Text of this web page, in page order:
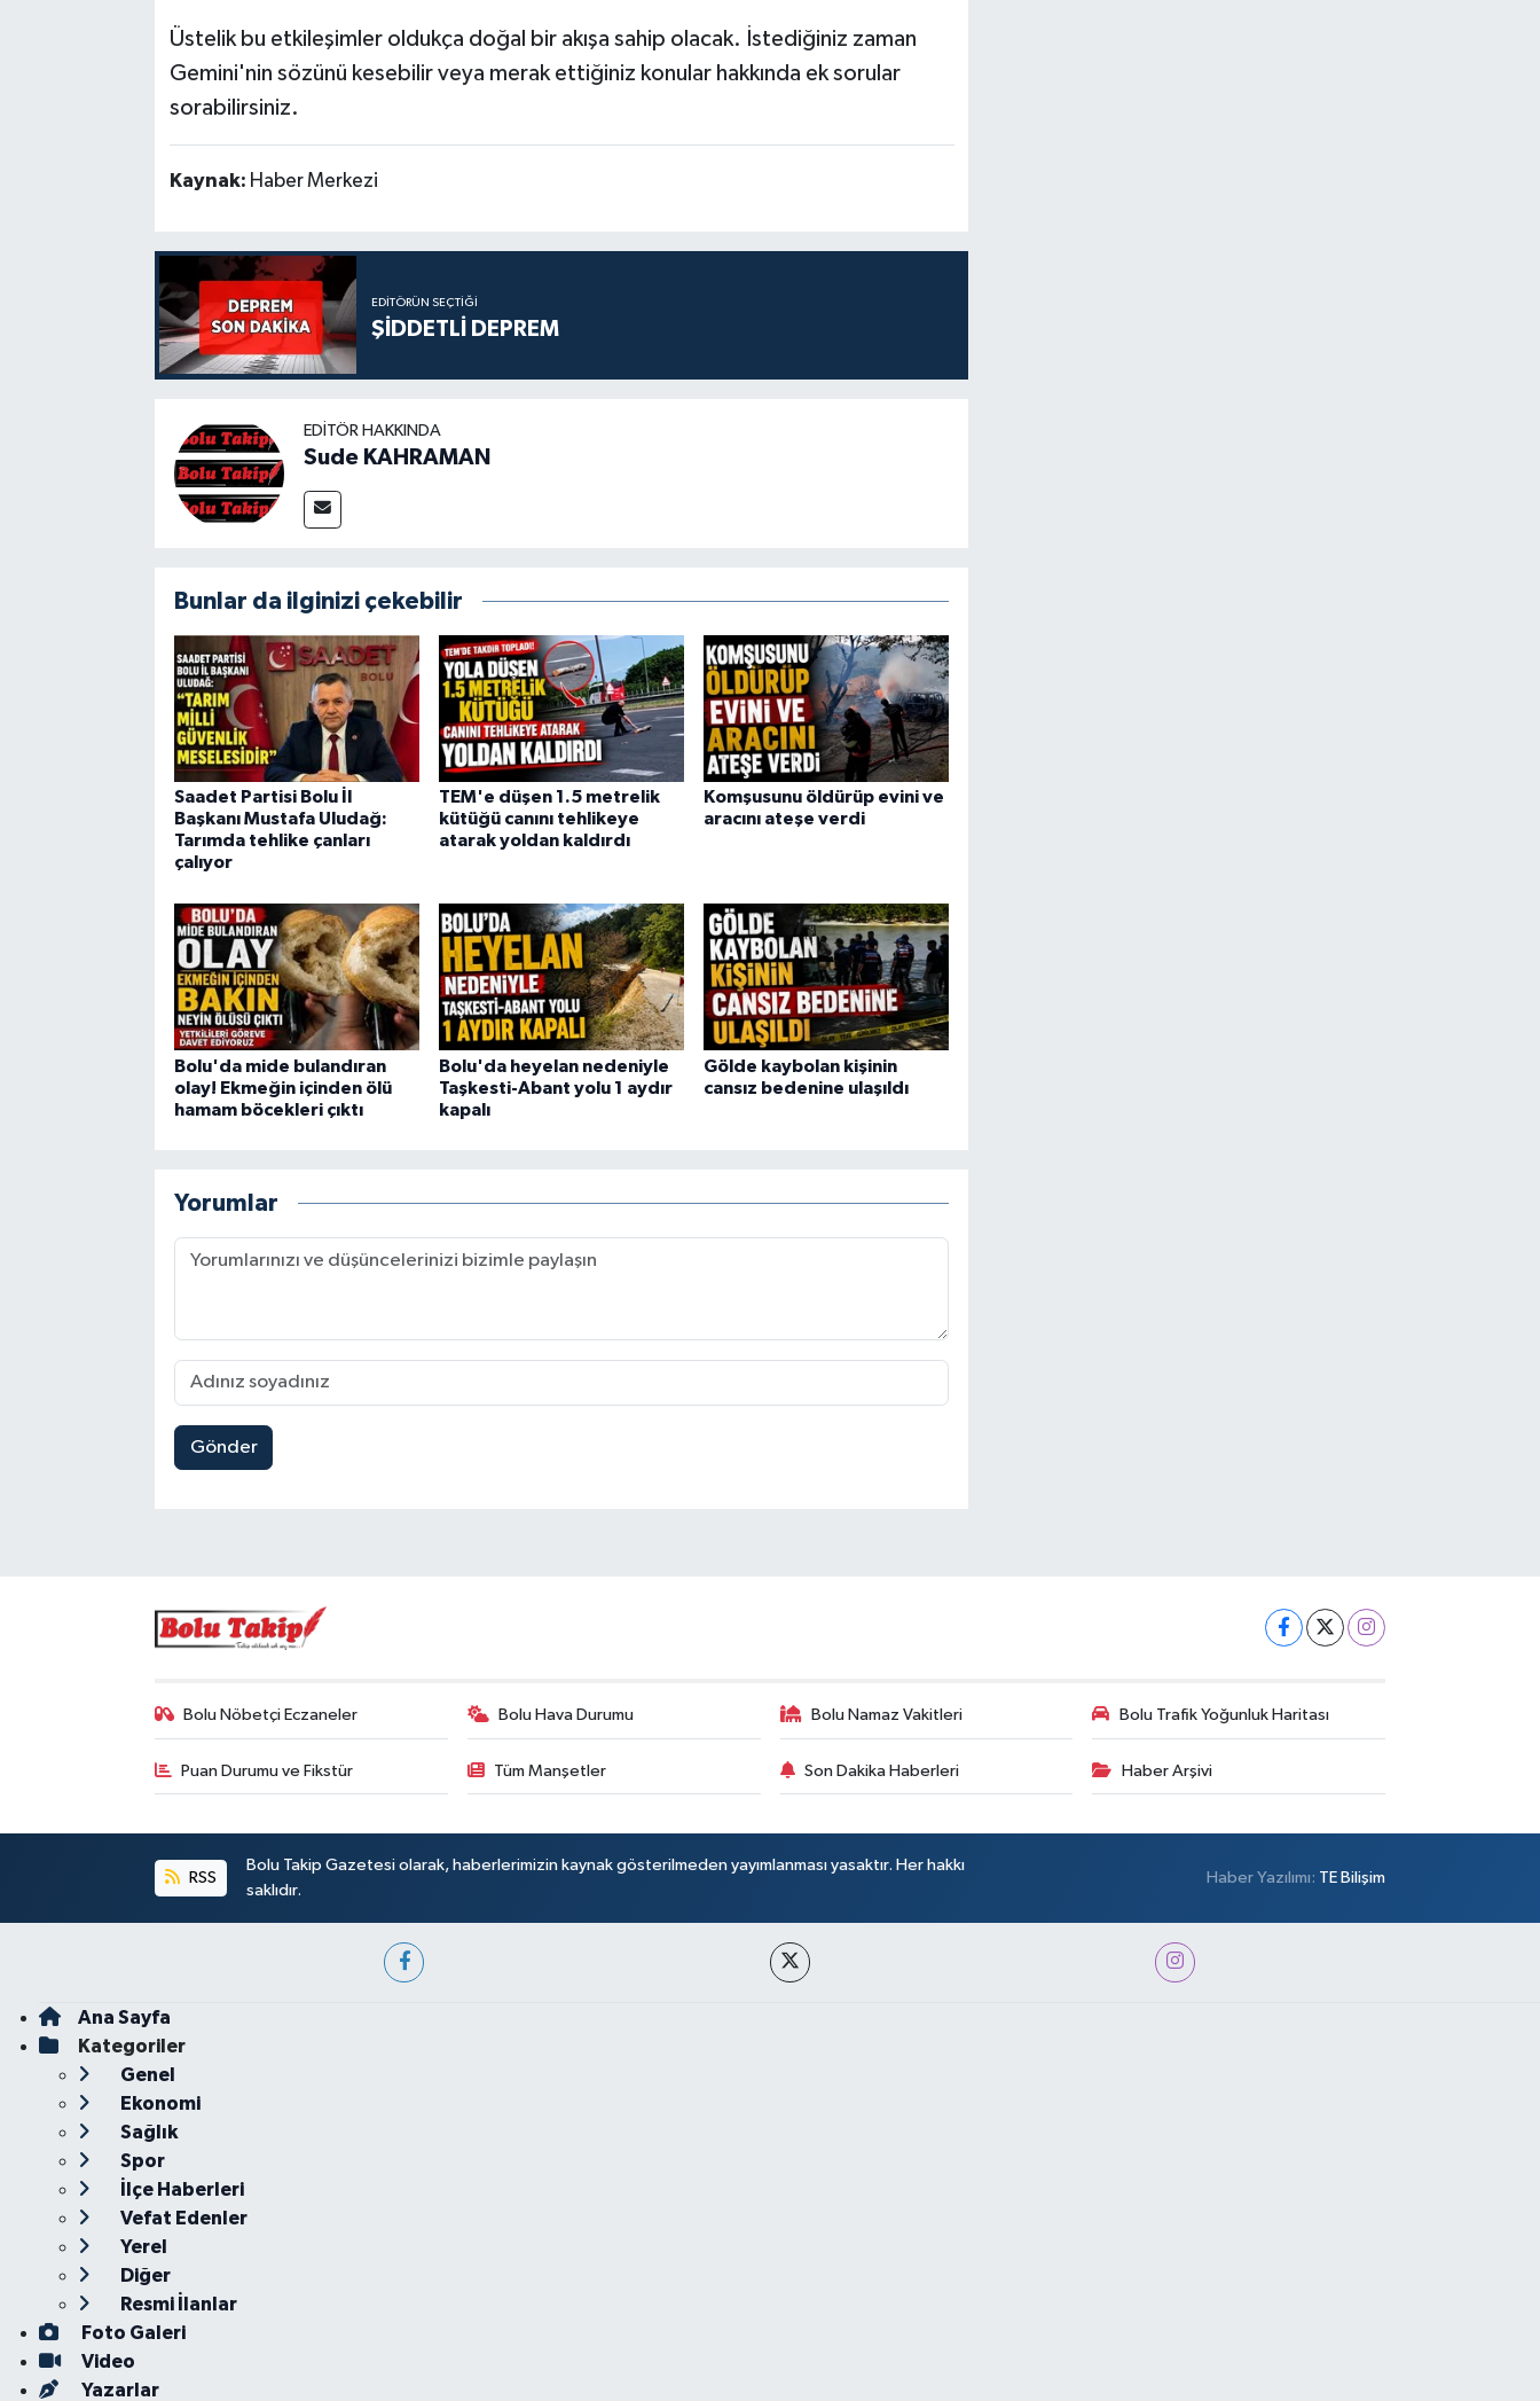
Üstelik bu etkileşimler oldukça doğal bir akışa sahip olacak. İstediğiniz zaman
Gemini'nin sözünü kesebilir veya merak ettiğiniz konular hakkında ek sorular
sorabilirsiniz.
Kaynak: Haber Merkezi
EDITÖRÜN SEÇTIĞI
ŞİDDETLİ DEPREM
EDITÖR HAKKINDA
Sude KAHRAMAN
Bunlar da ilginizi çekebilir
Saadet Partisi Bolu İl
Başkanı Mustafa Uludağ:
Tarımda tehlike çanları
çalıyor
TEM'e düşen 1.5 metrelik
kütüğü canını tehlikeye
atarak yoldan kaldırdı
Komşusunu öldürüp evini ve
aracını ateşe verdi
Bolu'da mide bulandıran
olay! Ekmeğin içinden ölü
hamam böcekleri çıktı
Bolu'da heyelan nedeniyle
Taşkesti-Abant yolu 1 aydır
kapalı
Gölde kaybolan kişinin
cansız bedenine ulaşıldı
Yorumlar
Gönder
Bolu Nöbetçi Eczaneler Bolu Hava Durumu Bolu Namaz Vakitleri Bolu Trafik Yoğunluk Haritası
Puan Durumu ve Fikstür Tüm Manşetler Son Dakika Haberleri Haber Arşivi
RSS
Bolu Takip Gazetesi olarak, haberlerimizin kaynak gösterilmeden yayımlanması yasaktır. Her hakkı
saklıdır.
Haber Yazılımı: TE Bilişim
Ana Sayfa
Kategoriler
Genel
Ekonomi
Sağlık
Spor
İlçe Haberleri
Vefat Edenler
Yerel
Diğer
Resmi İlanlar
Foto Galeri
Video
Yazarlar